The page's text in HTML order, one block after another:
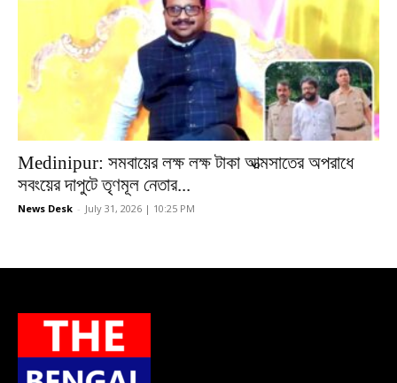
Medinipur: সমবায়ের লক্ষ লক্ষ টাকা আত্মসাতের অপরাধে
সবংয়ের দাপুটে তৃণমূল নেতার...
News Desk - July 31, 2026 | 10:25 PM